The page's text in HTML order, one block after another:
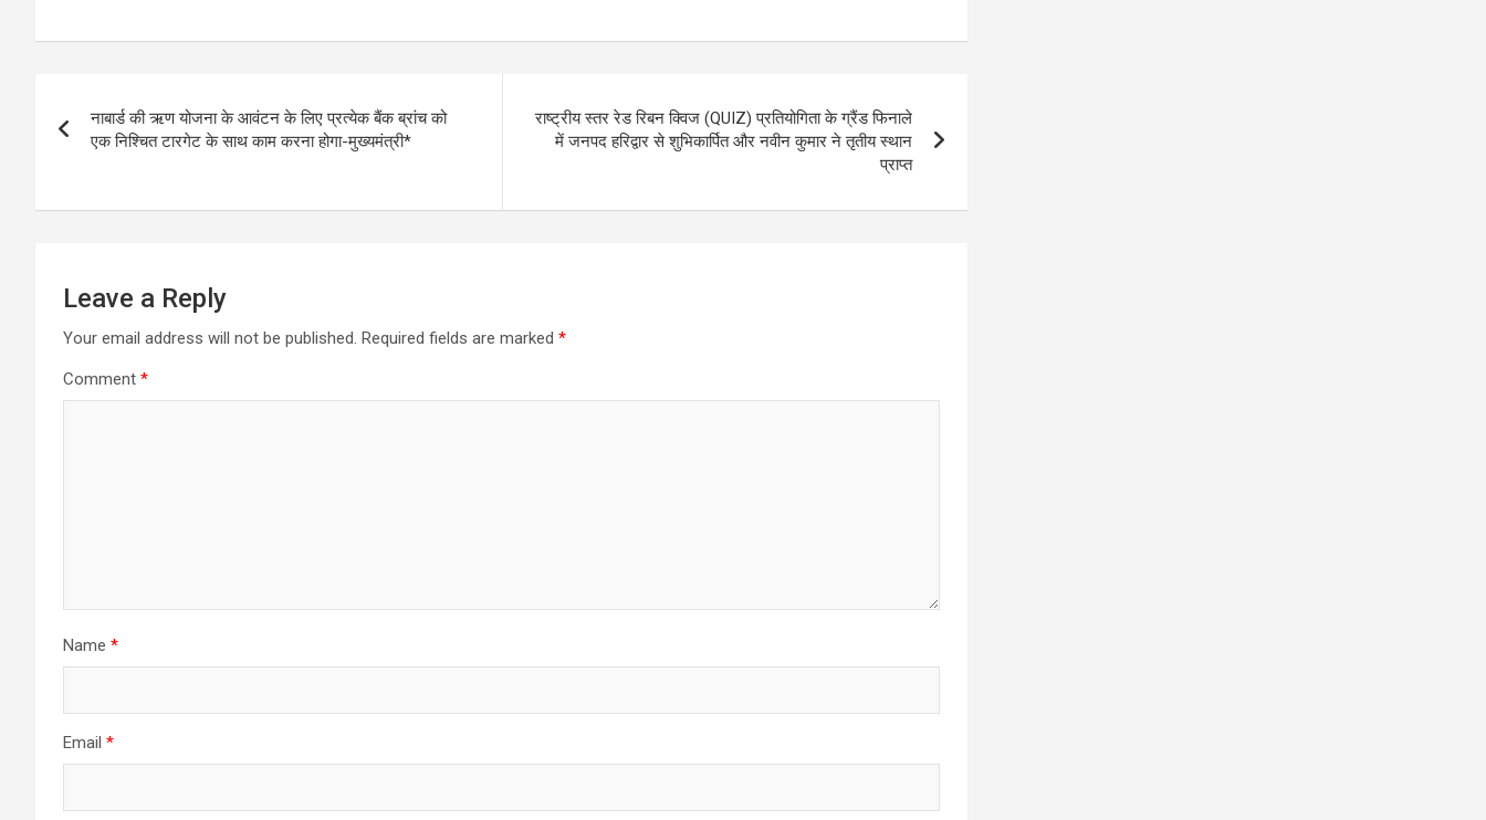
navigation
नाबार्ड की ऋण योजना के आवंटन के लिए प्रत्येक बैंक ब्रांच को
एक निश्चित टारगेट के साथ काम करना होगा-मुख्यमंत्री*
राष्ट्रीय स्तर रेड रिबन क्विज (QUIZ) प्रतियोगिता के ग्रैंड फिनाले
में जनपद हरिद्वार से शुभिकार्पित और नवीन कुमार ने तृतीय स्थान
प्राप्त
Leave a Reply
Your email address will not be published. Required fields are marked *
Comment *
Name *
Email *